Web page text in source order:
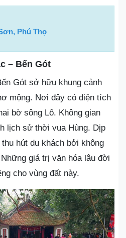
Phú Thọ
– Bến Gót
Gót sở hữu khung cảnh
mộng. Nơi đây có diện tích
bờ sông Lô. Không gian
lịch sử thời vua Hùng. Dịp
hút du khách bởi không
giá trị văn hóa lâu đời
cho vùng đất này.